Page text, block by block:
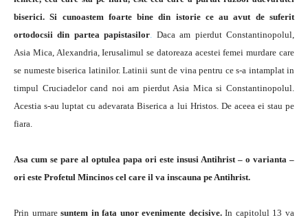
biserici. Si cunoastem foarte bine din istorie ce au avut de suferit
ortodocsii din partea papistasilor. Daca am pierdut Constantinopolul,
Asia Mica, Alexandria, Ierusalimul se datoreaza acestei femei murdare care
se numeste biserica latinilor. Latinii sunt de vina pentru ce s-a intamplat in
timpul Cruciadelor cand noi am pierdut Asia Mica si Constantinopolul.
Acestia s-au luptat cu adevarata Biserica a lui Hristos. De aceea ei stau pe
fiara.
Asa cum se pare al optulea papa ori este insusi Antihrist – o varianta –
ori este Profetul Mincinos cel care il va inscauna pe Antihrist.
Prin urmaresuntem in fata unor evenimente decisive.In capitolul 13 va